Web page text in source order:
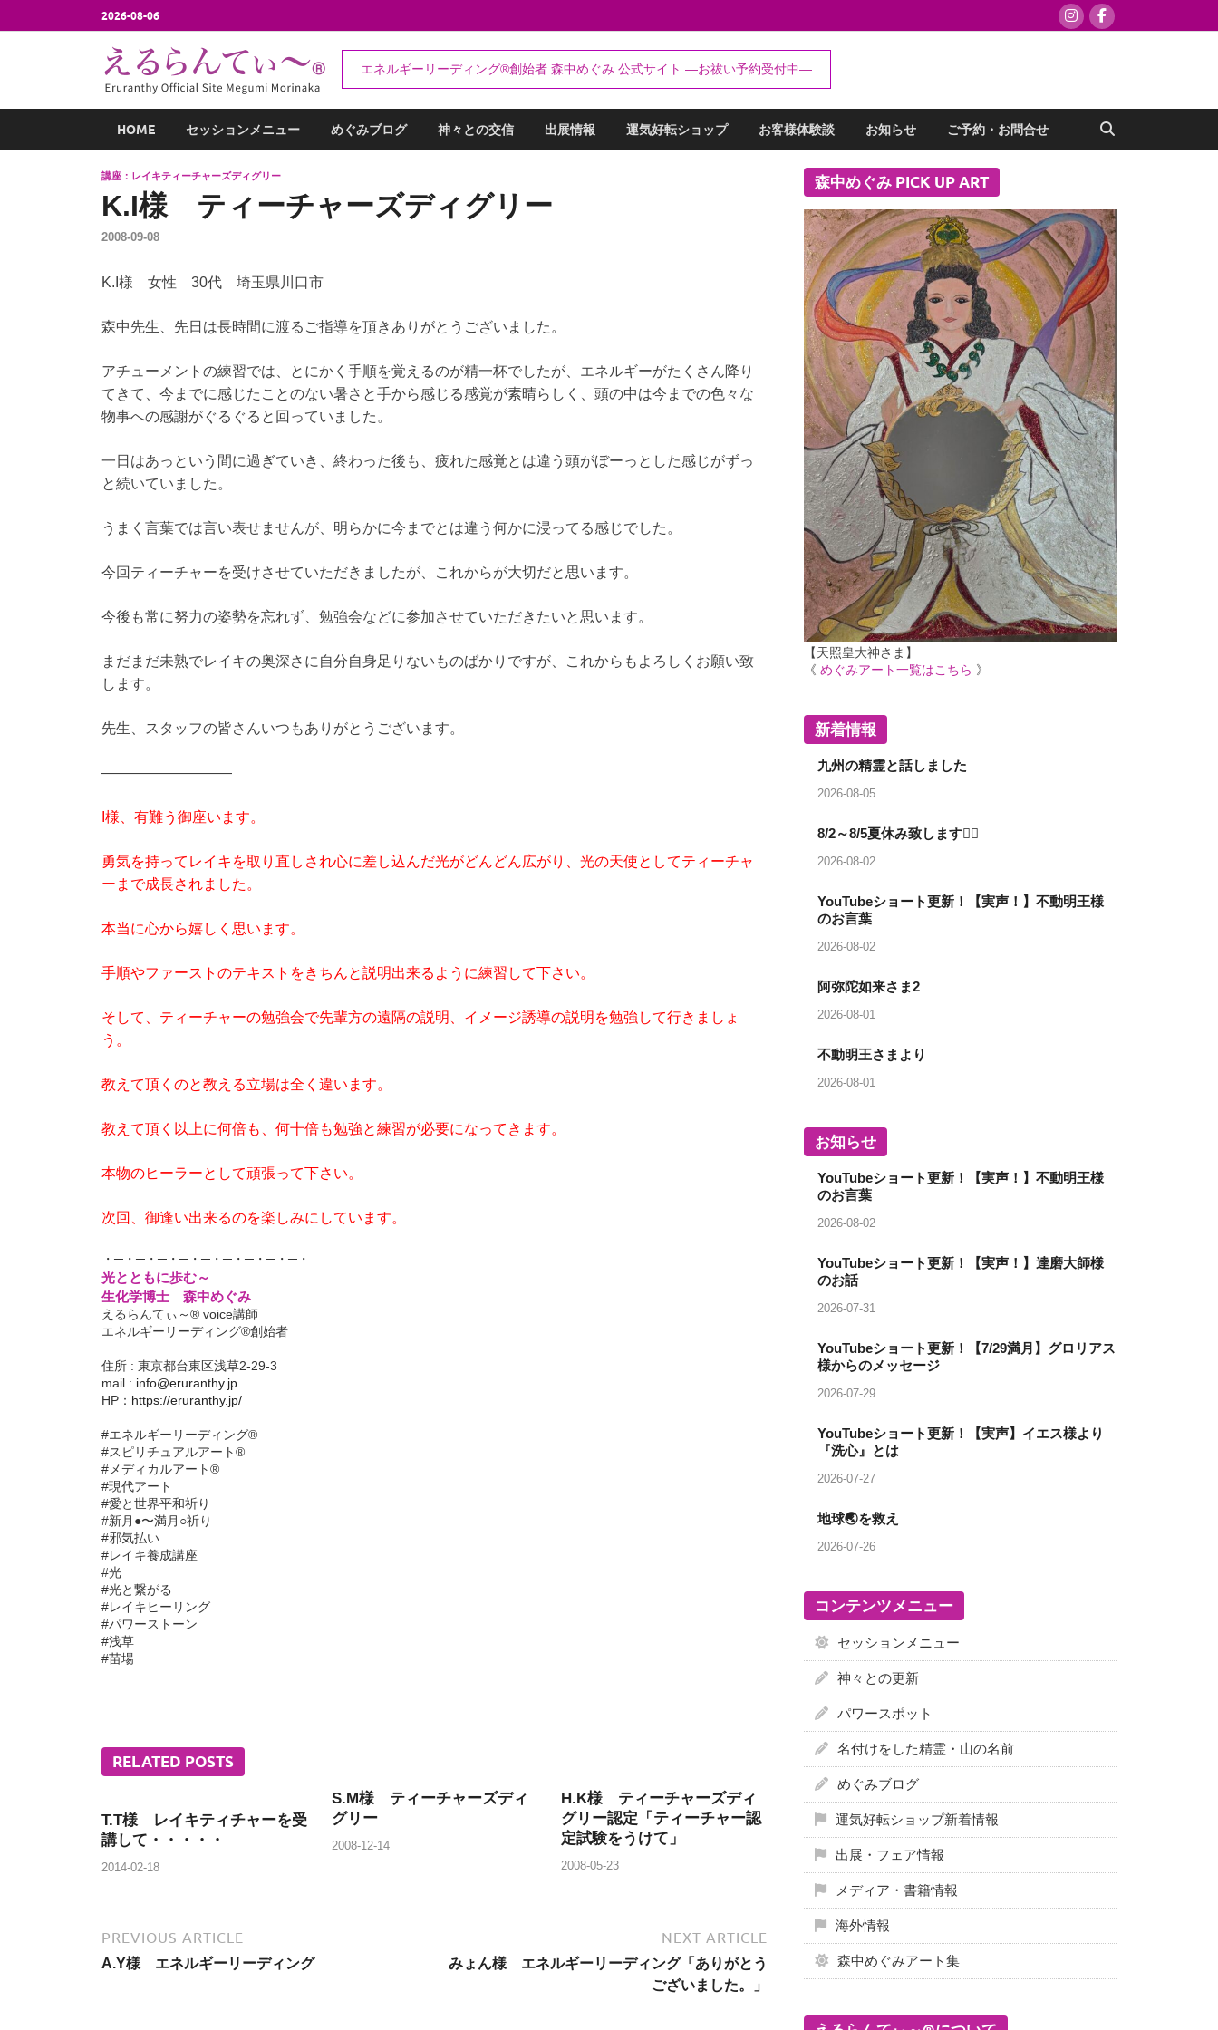
2026-08-06
えるらんてぃ～®
エネルギーリーディング®創始者 森中めぐみ｜お祓い・セッション予約受付中
エネルギーリーディング®創始者 森中めぐみ 公式サイト ―お祓い予約受付中―
HOME セッションメニュー めぐみブログ 神々との交信 出展情報 運気好転ショップ お客様体験談 お知らせ ご予約・お問合せ
講座：レイキティーチャーズディグリー
K.I様 ティーチャーズディグリー
2008-09-08
K.I様 女性 30代 埼玉県川口市
森中先生、先日は長時間に渡るご指導を頂きありがとうございました。
アチューメントの練習では、とにかく手順を覚えるのが精一杯でしたが、エネルギーがたくさん降り
てきて、今までに感じたことのない暑さと手から感じる感覚が素晴らしく、頭の中は今までの色々な
物事への感謝がぐるぐると回っていました。
一日はあっという間に過ぎていき、終わった後も、疲れた感覚とは違う頭がぼーっとした感じがずっ
と続いていました。
うまく言葉では言い表せませんが、明らかに今までとは違う何かに浸ってる感じでした。
今回ティーチャーを受けさせていただきましたが、これからが大切だと思います。
今後も常に努力の姿勢を忘れず、勉強会などに参加させていただきたいと思います。
まだまだ未熟でレイキの奥深さに自分自身足りないものばかりですが、これからもよろしくお願い致
します。
先生、スタッフの皆さんいつもありがとうございます。
—————————
I様、有難う御座います。
勇気を持ってレイキを取り直しされ心に差し込んだ光がどんどん広がり、光の天使としてティーチャ
ーまで成長されました。
本当に心から嬉しく思います。
手順やファーストのテキストをきちんと説明出来るように練習して下さい。
そして、ティーチャーの勉強会で先輩方の遠隔の説明、イメージ誘導の説明を勉強して行きましょ
う。
教えて頂くのと教える立場は全く違います。
教えて頂く以上に何倍も、何十倍も勉強と練習が必要になってきます。
本物のヒーラーとして頑張って下さい。
次回、御逢い出来るのを楽しみにしています。
・─・─・─・─・─・─・─・─・─・
光とともに歩む～
生化学博士 森中めぐみ
えるらんてぃ～® voice講師
エネルギーリーディング®創始者
住所 : 東京都台東区浅草2-29-3
mail : info@eruranthy.jp
HP： https://eruranthy.jp/
#エネルギーリーディング®︎
#スピリチュアルアート®︎
#メディカルアート®︎
#現代アート
#愛と世界平和祈り
#新月●〜満月○祈り
#邪気払い
#レイキ養成講座
#光
#光と繋がる
#レイキヒーリング
#パワーストーン
#浅草
#苗場
RELATED POSTS
T.T様 レイキティチャーを受
講して・・・・・
2014-02-18
S.M様 ティーチャーズディ
グリー
2008-12-14
H.K様 ティーチャーズディ
グリー認定「ティーチャー認
定試験をうけて」
2008-05-23
PREVIOUS ARTICLE
A.Y様 エネルギーリーディング
NEXT ARTICLE
みょん様 エネルギーリーディング「ありがとう
ございました。」
森中めぐみ PICK UP ART
【天照皇大神さま】
《めぐみアート一覧はこちら 》
新着情報
九州の精霊と話しました
2026-08-05
8/2～8/5夏休み致します🙇‍♂️
2026-08-02
YouTubeショート更新！【実声！】不動明王様
のお言葉
2026-08-02
阿弥陀如来さま2
2026-08-01
不動明王さまより
2026-08-01
お知らせ
YouTubeショート更新！【実声！】不動明王様
のお言葉
2026-08-02
YouTubeショート更新！【実声！】達磨大師様
のお話
2026-07-31
YouTubeショート更新！【7/29満月】グロリアス
様からのメッセージ
2026-07-29
YouTubeショート更新！【実声】イエス様より
『洗心』とは
2026-07-27
地球🌏を救え
2026-07-26
コンテンツメニュー
セッションメニュー
神々との更新
パワースポット
名付けをした精霊・山の名前
めぐみブログ
運気好転ショップ新着情報
出展・フェア情報
メディア・書籍情報
海外情報
森中めぐみアート集